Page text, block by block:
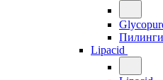
Пилинги
Lipacid